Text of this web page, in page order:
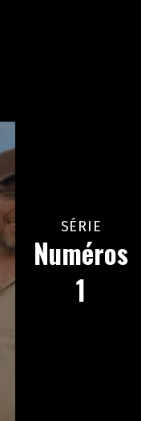
SÉRIE
Numéros
1